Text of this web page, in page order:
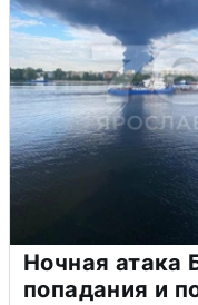
Ночная атака
попадания и